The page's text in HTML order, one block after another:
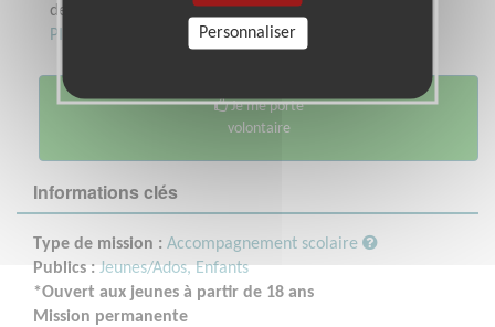
devoirs, accueil,...
Plus sur cette association
Je me porte
volontaire
Informations clés
Type de mission : Accompagnement scolaire
Publics : Jeunes/Ados,Enfants
*Ouvert aux jeunes à partir de 18 ans
Mission permanente
Personnaliser